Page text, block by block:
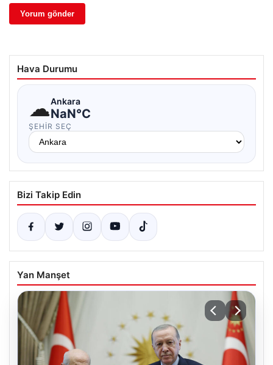
Hava Durumu
☁Ankara
NaN°C
ŞEHIR SEÇ
Bizi Takip Edin
Yan Manşet